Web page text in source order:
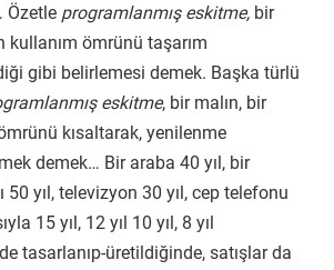
Özetle programlanmış eskitme, bir
kullanım ömrünü taşarım
gibi belirlemesi demek. Başka türlü
eskitme, bir malın, bir
kısaltarak, yenilenme
demek… Bir araba 40 yıl, bir
50 yıl, televizyon 30 yıl, cep telefonu
15 yıl, 12 yıl 10 yıl, 8 yıl
tasarlanıp-üretildiğinde, satışlar da